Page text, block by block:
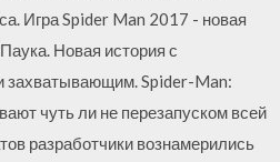
Игра Spider Man 2017 - новая
Новая история с
захватывающим. Spider-Man:
чуть ли не перезапуском всей
разработчики вознамерились